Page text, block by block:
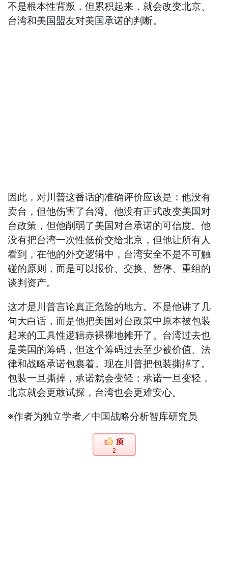
不是根本性背叛，但累积起来，就会改变北京、
台湾和美国盟友对美国承诺的判断。
因此，对川普这番话的准确评价应该是：他没有
卖台，但他伤害了台湾。他没有正式改变美国对
台政策，但他削弱了美国对台承诺的可信度。他
没有把台湾一次性低价交给北京，但他让所有人
看到，在他的外交逻辑中，台湾安全不是不可触
碰的原则，而是可以报价、交换、暂停、重组的
谈判资产。
这才是川普言论真正危险的地方。不是他讲了几
句大白话，而是他把美国对台政策中原本被包装
起来的工具性逻辑赤裸裸地摊开了。台湾过去也
是美国的筹码，但这个筹码过去至少被价值、法
律和战略承诺包裹着。现在川普把包装撕掉了。
包装一旦撕掉，承诺就会变轻；承诺一旦变轻，
北京就会更敢试探，台湾也会更难安心。
※作者为独立学者／中国战略分析智库研究员
2